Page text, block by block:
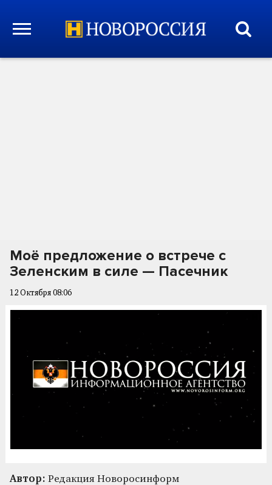
Моё предложение о встрече с
Зеленским в силе — Пасечник
12 Октября 08:06
Автор: Редакция Новоросинформ